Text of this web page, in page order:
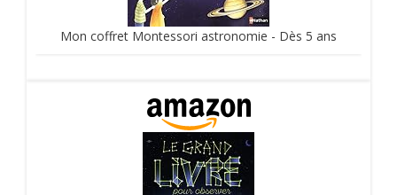
Mon coffret Montessori astronomie - Dès 5 ans